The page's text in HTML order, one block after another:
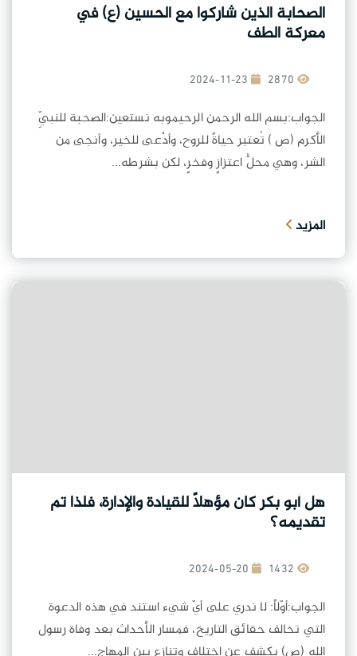
الصحابة الذين شاركوا مع الحسين (ع) في
معركة الطف
2024-11-23
الجواب:بسم الله الرحمن الرحيموبه نستعين:الصحبة للنبيِّ
الأكرم (ص ) تُعتبر حياةً للروح، وأدْعى للخير، وأنجى من
الشر، وهي محلُّ اعتزازٍ وفخرٍ، لكن بشرطه...
المزيد
هل أبو بكر كان مؤهلاً للقيادة والإدارة، فلذا تم
تقديمه؟
2024-05-20
الجواب:أوّلاً: لا ندري على أيّ شيء استند في هذه الدعوة
التي تخالف حقائق التاريخ، فمسار الأحداث بعد وفاة رسول